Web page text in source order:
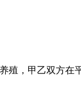
殖，甲乙双方在